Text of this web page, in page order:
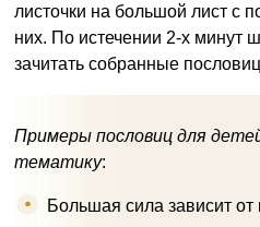
листочки на большой лист с
них. По истечении 2-х минут
зачитать собранные
Примеры пословиц для
тематику:
Большая сила зависит от